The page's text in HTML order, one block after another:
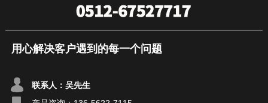
用心解决客户遇到的每一个问题
联系人：吴先生